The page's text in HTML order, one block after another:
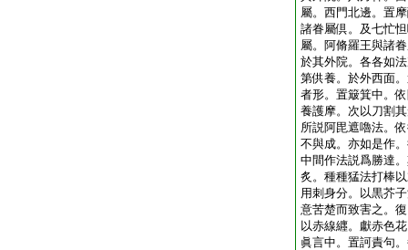
屬。西門北邊。置
諸眷屬倶。及七忙
屬。阿脩羅王與諸
於其外院。各各如
第供養。於外西面
者形。置簸箕中。
養護摩。次以刀割
所説阿毘遮嚕法。
不與成。亦如是作
中間作法説爲勝達
炙。種種猛法打棒
用刺身分。以黒芥
意苦楚而致害之。
以赤線纒。獻赤色
眞言中。置訶責句